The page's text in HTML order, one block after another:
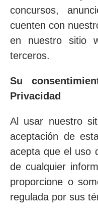
concursos,
cuenten con
en nuestro sitio
terceros.
Su
Privacidad
Al usar nuestro
aceptación de
acepta que el uso
de cualquier
proporcione o
regulada por sus